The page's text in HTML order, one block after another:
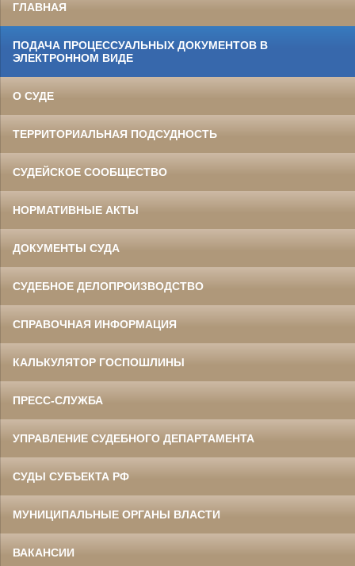
ГЛАВНАЯ
ПОДАЧА ПРОЦЕССУАЛЬНЫХ ДОКУМЕНТОВ В
ЭЛЕКТРОННОМ ВИДЕ
О СУДЕ
ТЕРРИТОРИАЛЬНАЯ ПОДСУДНОСТЬ
СУДЕЙСКОЕ СООБЩЕСТВО
НОРМАТИВНЫЕ АКТЫ
ДОКУМЕНТЫ СУДА
СУДЕБНОЕ ДЕЛОПРОИЗВОДСТВО
СПРАВОЧНАЯ ИНФОРМАЦИЯ
КАЛЬКУЛЯТОР ГОСПОШЛИНЫ
ПРЕСС-СЛУЖБА
УПРАВЛЕНИЕ СУДЕБНОГО ДЕПАРТАМЕНТА
СУДЫ СУБЪЕКТА РФ
МУНИЦИПАЛЬНЫЕ ОРГАНЫ ВЛАСТИ
ВАКАНСИИ